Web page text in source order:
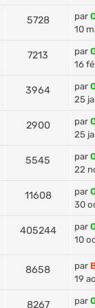
5728 par
10
7213 par
16
3964 par
25
2900 par
25
5545 par
22
11608 par
30
405244 par
10
8658 par
19
8267 par